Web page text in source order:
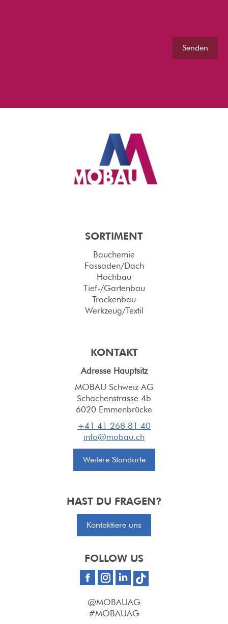
SORTIMENT
Bauchemie
Fassaden/Dach
Hochbau
Tief-/Gartenbau
Trockenbau
Werkzeug/Textil
KONTAKT
Adresse Hauptsitz
MOBAU Schweiz AG
Schachenstrasse 4b
6020 Emmenbrücke
+41 41 268 81 40
info@mobau.ch
Weitere Standorte
HAST DU FRAGEN?
Kontaktiere uns
FOLLOW US
Facebook
Instagram
Linkedin
@MOBAUAG
#MOBAUAG